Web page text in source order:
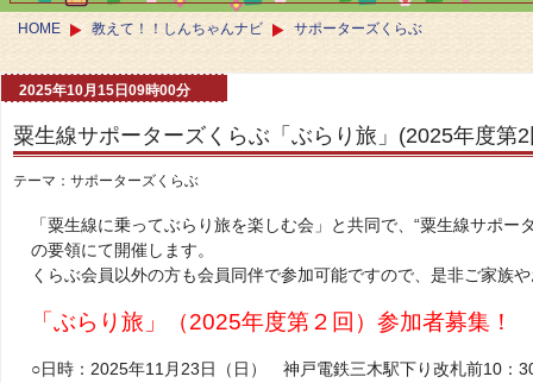
HOME 教えて！！しんちゃんナビ サポーターズくらぶ
2025年10月15日09時00分
粟生線サポーターズくらぶ「ぶらり旅」(2025年度第
テーマ： サポーターズくらぶ
「粟生線に乗ってぶらり旅を楽しむ会」と共同で、“粟生線サポ
の要領にて開催します。
くらぶ会員以外の方も会員同伴で参加可能ですので、是非ご家族
「ぶらり旅」（2025年度第２回）参加者募集！
○日時：2025年11月23日（日） 神戸電鉄三木駅下り改札前10：